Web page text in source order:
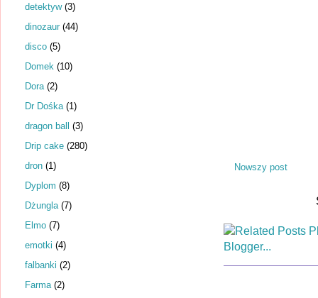
Nowszy post
detektyw (3)
dinozaur (44)
disco (5)
Domek (10)
Dora (2)
Dr Dośka (1)
dragon ball (3)
Drip cake (280)
dron (1)
Dyplom (8)
Dżungla (7)
Elmo (7)
emotki (4)
falbanki (2)
Farma (2)